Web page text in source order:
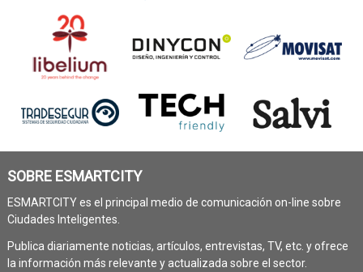
SOBRE ESMARTCITY
ESMARTCITY es el principal medio de comunicación on-line sobre
Ciudades Inteligentes.
Publica diariamente noticias, artículos, entrevistas, TV, etc. y ofrece
la información más relevante y actualizada sobre el sector.